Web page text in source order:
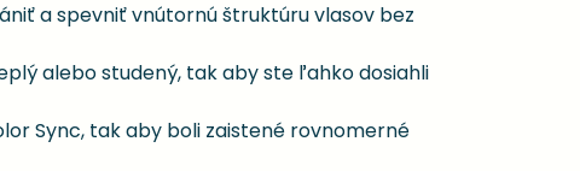
a spevniť vnútornú štruktúru vlasov bez
alebo studený, tak aby ste ľahko dosiahli
Sync, tak aby boli zaistené rovnomerné